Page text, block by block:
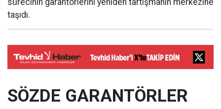
taşıdı.
SÖZDE GARANTÖRLER